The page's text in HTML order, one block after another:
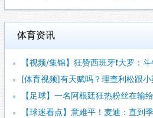
体育资讯
【视频/集锦】狂赞西班牙❗大罗：斗牛
[体育视频]有天赋吗？理查利松跟小梁
【足球】一名阿根廷狂热粉丝在输给西
【球迷看点】意难平！麦迪：直到季后